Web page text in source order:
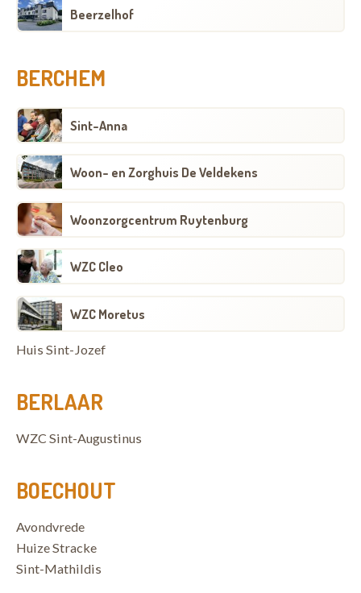
Beerzelhof
BERCHEM
Sint-Anna
Woon- en Zorghuis De Veldekens
Woonzorgcentrum Ruytenburg
WZC Cleo
WZC Moretus
Huis Sint-Jozef
BERLAAR
WZC Sint-Augustinus
BOECHOUT
Avondvrede
Huize Stracke
Sint-Mathildis